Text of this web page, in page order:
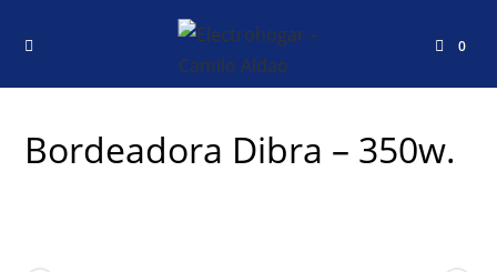
0
Bordeadora Dibra – 350w.